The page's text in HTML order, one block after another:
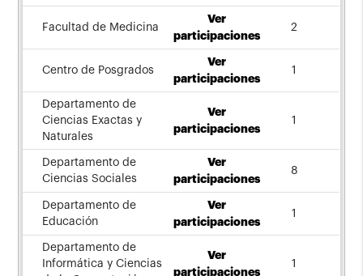
Facultad de Medicina
Ver
participaciones
2
Centro de Posgrados
Ver
participaciones
1
Departamento de
Ciencias Exactas y
Naturales
Ver
participaciones
1
Departamento de
Ciencias Sociales
Ver
participaciones
8
Departamento de
Educación
Ver
participaciones
1
Departamento de
Informática y Ciencias
Ver
participaciones
1